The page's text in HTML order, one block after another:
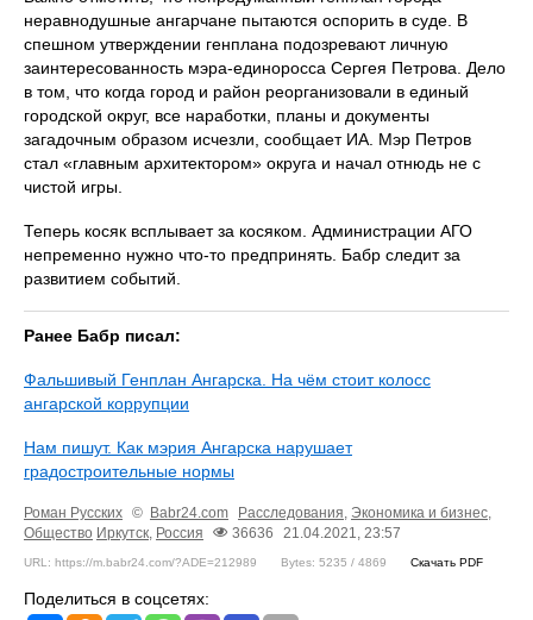
неравнодушные ангарчане пытаются оспорить в суде. В
спешном утверждении генплана подозревают личную
заинтересованность мэра-единоросса Сергея Петрова. Дело
в том, что когда город и район реорганизовали в единый
городской округ, все наработки, планы и документы
загадочным образом исчезли, сообщает ИА. Мэр Петров
стал «главным архитектором» округа и начал отнюдь не с
чистой игры.
Теперь косяк всплывает за косяком. Администрации АГО
непременно нужно что-то предпринять. Бабр следит за
развитием событий.
Ранее Бабр писал:
Фальшивый Генплан Ангарска. На чём стоит колосс
ангарской коррупции
Нам пишут. Как мэрия Ангарска нарушает
градостроительные нормы
Роман Русских © Babr24.com Расследования, Экономика и бизнес,
Общество Иркутск, Россия 36636 21.04.2021, 23:57
URL: https://m.babr24.com/?ADE=212989 Bytes: 5235 / 4869 Скачать PDF
Поделиться в соцсетях: